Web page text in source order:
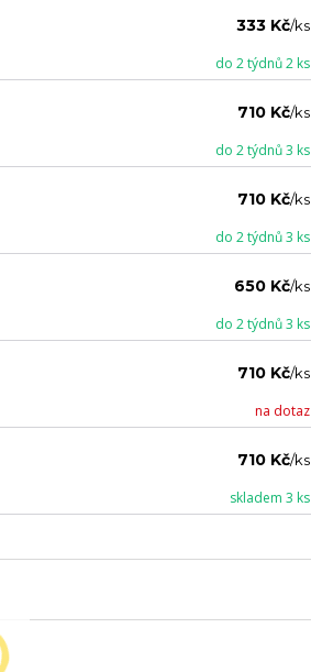
333 Kč/ks
do 2 týdnů 2 ks
710 Kč/ks
do 2 týdnů 3 ks
710 Kč/ks
do 2 týdnů 3 ks
650 Kč/ks
do 2 týdnů 3 ks
710 Kč/ks
na dotaz
710 Kč/ks
skladem 3 ks